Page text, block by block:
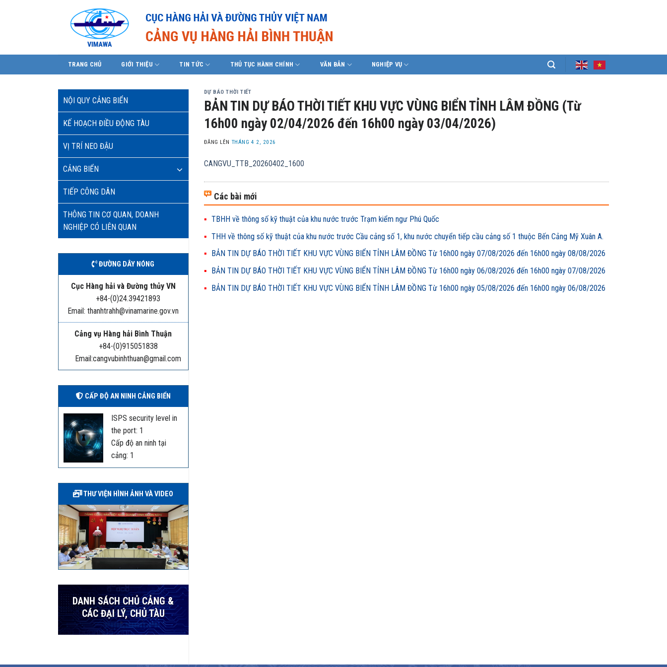
TRANG CHỦ GIỚI THIỆU TIN TỨC THỦ TỤC HÀNH CHÍNH VĂN BẢN NGHIỆP VỤ
NỘI QUY CẢNG BIỂN
KẾ HOẠCH ĐIỀU ĐỘNG TÀU
VỊ TRÍ NEO ĐẬU
CẢNG BIỂN
TIẾP CÔNG DÂN
THÔNG TIN CƠ QUAN, DOANH
NGHIỆP CÓ LIÊN QUAN
ĐƯỜNG DÂY NÓNG
Cục Hàng hải và Đường thủy VN
+84-(0)24.39421893
Email: thanhtrahh@vinamarine.gov.vn
Cảng vụ Hàng hải Bình Thuận
+84-(0)915051838
Email:cangvubinhthuan@gmail.com
CẤP ĐỘ AN NINH CẢNG BIỂN
ISPS security level in
the port: 1
Cấp độ an ninh tại
cảng: 1
THƯ VIỆN HÌNH ẢNH VÀ VIDEO
DANH SÁCH CHỦ CẢNG &
CÁC ĐẠI LÝ, CHỦ TÀU
DỰ BÁO THỜI TIẾT
BẢN TIN DỰ BÁO THỜI TIẾT KHU VỰC VÙNG BIỂN TỈNH LÂM ĐỒNG (Từ
16h00 ngày 02/04/2026 đến 16h00 ngày 03/04/2026)
ĐĂNG LÊN THÁNG 4 2, 2026
CANGVU_TTB_20260402_1600
Các bài mới
TBHH về thông số kỹ thuật của khu nước trước Trạm kiểm ngư Phú Quốc
THH về thông số kỹ thuật của khu nước trước Cầu cảng số 1, khu nước chuyển tiếp cầu cảng số 1 thuộc Bến Cảng Mỹ Xuân A.
BẢN TIN DỰ BÁO THỜI TIẾT KHU VỰC VÙNG BIỂN TỈNH LÂM ĐỒNG Từ 16h00 ngày 07/08/2026 đến 16h00 ngày 08/08/2026
BẢN TIN DỰ BÁO THỜI TIẾT KHU VỰC VÙNG BIỂN TỈNH LÂM ĐỒNG Từ 16h00 ngày 06/08/2026 đến 16h00 ngày 07/08/2026
BẢN TIN DỰ BÁO THỜI TIẾT KHU VỰC VÙNG BIỂN TỈNH LÂM ĐỒNG Từ 16h00 ngày 05/08/2026 đến 16h00 ngày 06/08/2026